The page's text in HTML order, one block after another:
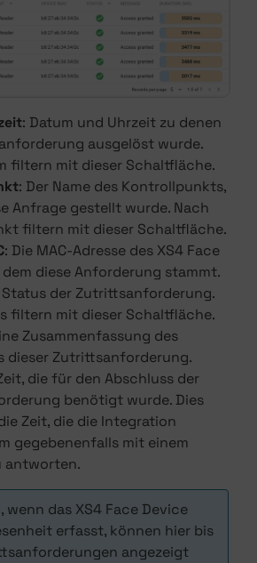
: Datum und Uhrzeit zu denen
ausgelöst wurde.
filtern mit dieser Schaltfläche.
: Der Name des Kontrollpunkts,
Anfrage gestellt wurde. Nach
filtern mit dieser Schaltfläche.
: Die MAC-Adresse des XS4 Face
dem diese Anforderung stammt.
Status der Zutrittsanforderung.
filtern mit dieser Schaltfläche.
Zusammenfassung des
dieser Zutrittsanforderung.
die für den Abschluss der
benötigt wurde. Dies
Zeit, die die Integration
gegebenenfalls mit einem
antworten.
wenn das XS4 Face Device
erfasst, können hier bis
angezeigt